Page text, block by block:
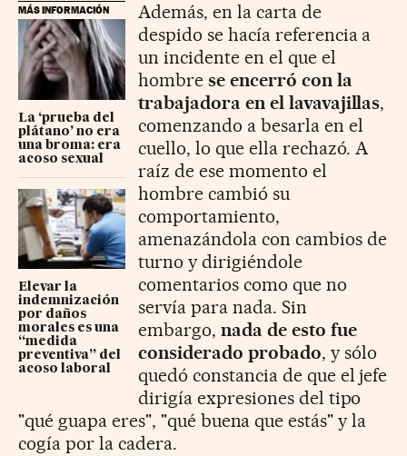
MÁS INFORMACIÓN
La ‘prueba del
plátano’ no era
una broma: era
acoso sexual
Elevar la
indemnización
por daños
morales es una
“medida
preventiva” del
acoso laboral
Además, en la carta de
despido se hacía referencia a
un incidente en el que el
hombre se encerró con la
trabajadora en el lavavajillas,
comenzando a besarla en el
cuello, lo que ella rechazó. A
raíz de ese momento el
hombre cambió su
comportamiento,
amenazándola con cambios de
turno y dirigiéndole
comentarios como que no
servía para nada. Sin
embargo, nada de esto fue
considerado probado, y sólo
quedó constancia de que el jefe
dirigía expresiones del tipo
"qué guapa eres", "qué buena que estás" y la
cogía por la cadera.